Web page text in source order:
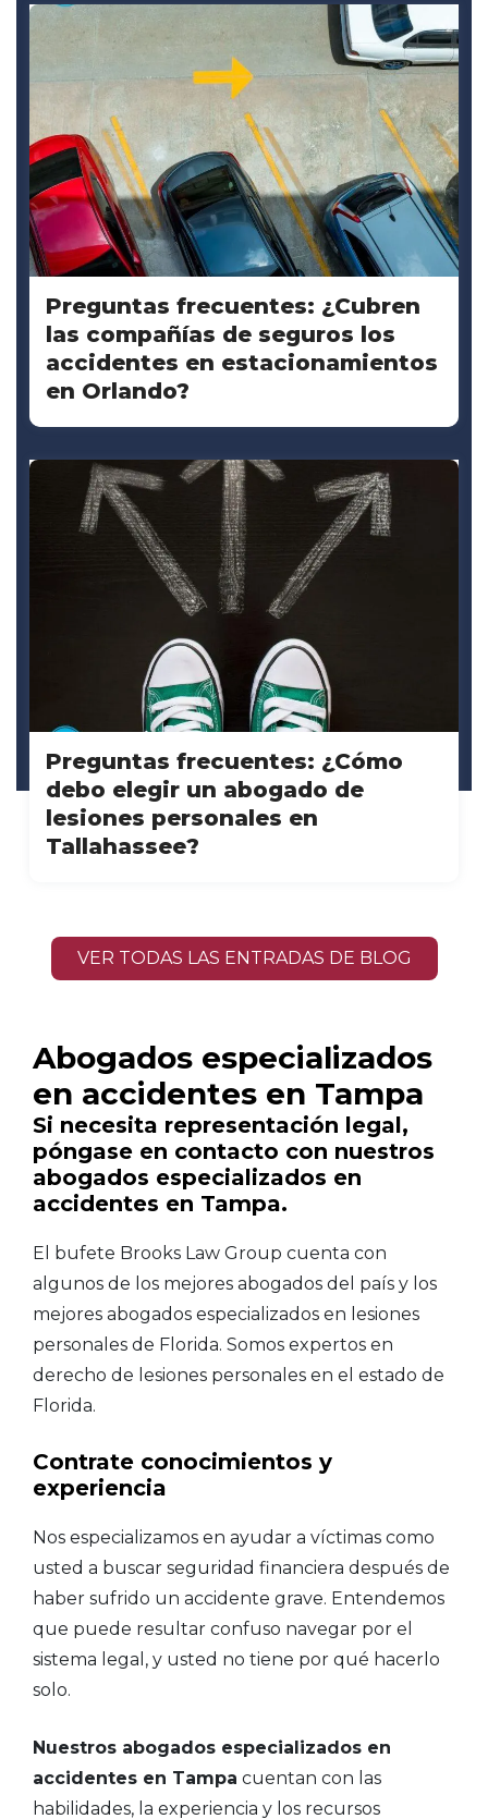
Preguntas frecuentes: ¿Cubren
las compañías de seguros los
accidentes en estacionamientos
en Orlando?
Preguntas frecuentes: ¿Cómo
debo elegir un abogado de
lesiones personales en
Tallahassee?
VER TODAS LAS ENTRADAS DE BLOG
Abogados especializados
en accidentes en Tampa
Si necesita representación legal,
póngase en contacto con nuestros
abogados especializados en
accidentes en Tampa.
El bufete Brooks Law Group cuenta con
algunos de los mejores abogados del país y los
mejores abogados especializados en lesiones
personales de Florida. Somos expertos en
derecho de lesiones personales en el estado de
Florida.
Contrate conocimientos y
experiencia
Nos especializamos en ayudar a víctimas como
usted a buscar seguridad financiera después de
haber sufrido un accidente grave. Entendemos
que puede resultar confuso navegar por el
sistema legal, y usted no tiene por qué hacerlo
solo.
Nuestros abogados especializados en
accidentes en Tampa cuentan con las
habilidades, la experiencia y los recursos